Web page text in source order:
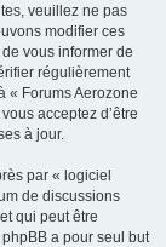
veuillez ne pas
modifier ces
vous informer de
régulièrement
« Forums Aerozone
acceptez d’être
à jour.
par « logiciel
de discussions
qui peut être
a pour seul but